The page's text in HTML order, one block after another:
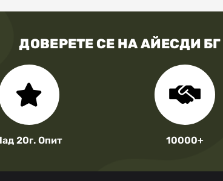
ДОВЕРЕТЕ СЕ НА АЙЕСДИ БГ
20г. Опит 10000+